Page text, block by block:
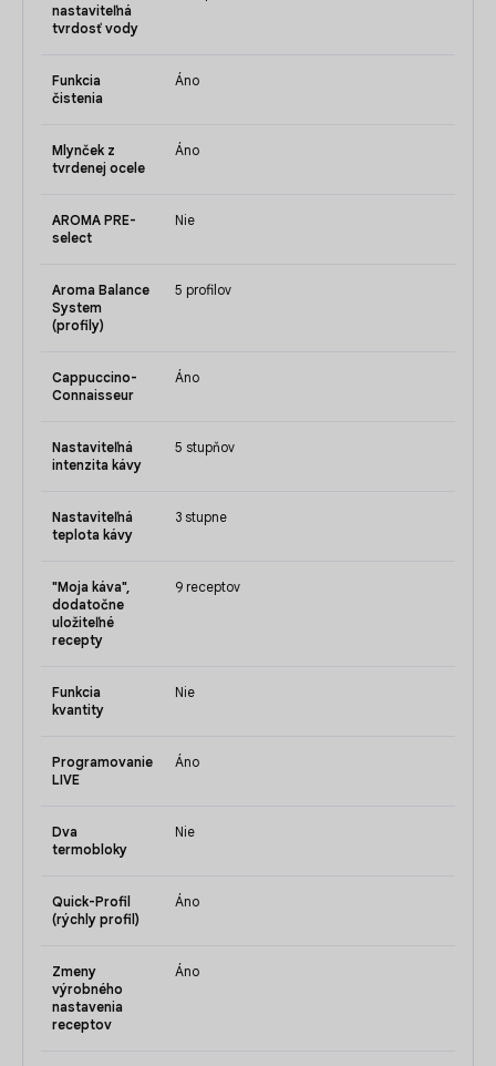
nastaviteľná
tvrdosť vody
Funkcia
čistenia
Áno
Mlynček z
tvrdenej ocele
Áno
AROMA PRE-
select
Nie
Aroma Balance
System
(profily)
5 profilov
Cappuccino-
Connaisseur
Áno
Nastaviteľná
intenzita kávy
5 stupňov
Nastaviteľná
teplota kávy
3 stupne
"Moja káva",
dodatočne
uložiteľné
recepty
9 receptov
Funkcia
kvantity
Nie
Programovanie
LIVE
Áno
Dva
termobloky
Nie
Quick-Profil
(rýchly profil)
Áno
Zmeny
výrobného
nastavenia
receptov
Áno